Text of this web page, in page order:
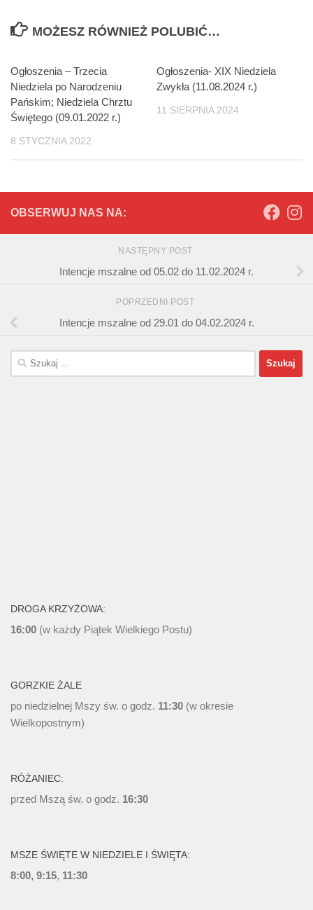
MOŻESZ RÓWNIEŻ POLUBIĆ…
Ogłoszenia – Trzecia
Niedziela po Narodzeniu
Pańskim; Niedziela Chrztu
Świętego (09.01.2022 r.)
8 STYCZNIA 2022
Ogłoszenia- XIX Niedziela
Zwykła (11.08.2024 r.)
11 SIERPNIA 2024
OBSERWUJ NAS NA:
NASTĘPNY POST
Intencje mszalne od 05.02 do 11.02.2024 r.
POPRZEDNI POST
Intencje mszalne od 29.01 do 04.02.2024 r.
Szukaj:
DROGA KRZYŻOWA:
16:00 (w każdy Piątek Wielkiego Postu)
GORZKIE ŻALE
po niedzielnej Mszy św. o godz. 11:30 (w okresie
Wielkopostnym)
RÓŻANIEC:
przed Mszą św. o godz. 16:30
MSZE ŚWIĘTE W NIEDZIELE I ŚWIĘTA:
8:00, 9:15, 11:30